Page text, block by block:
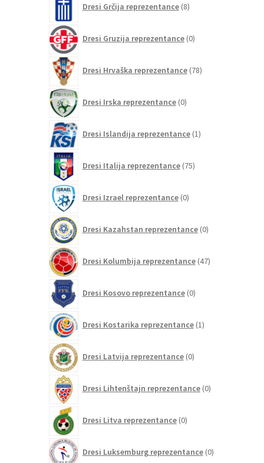
Dresi Grčija reprezentance 8izdelkov
Dresi Gruzija reprezentance 0izdelkov
Dresi Hrvaška reprezentance 78izdelkov
Dresi Irska reprezentance 0izdelkov
Dresi Islandija reprezentance 1izdelek
Dresi Italija reprezentance 75izdelkov
Dresi Izrael reprezentance 0izdelkov
Dresi Kazahstan reprezentance 0izdelkov
Dresi Kolumbija reprezentance 47izdelkov
Dresi Kosovo reprezentance 0izdelkov
Dresi Kostarika reprezentance 1izdelek
Dresi Latvija reprezentance 0izdelkov
Dresi Lihtenštajn reprezentance 0izdelkov
Dresi Litva reprezentance 0izdelkov
Dresi Luksemburg reprezentance 0izdelkov